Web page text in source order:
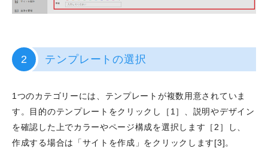
2 テンプレートの選択
1つのカテゴリーには、テンプレートが複数用意されていま
す。目的のテンプレートをクリックし［1］、説明やデザイン
を確認した上でカラーやページ構成を選択します［2］し、
作成する場合は「サイトを作成」をクリックします[3]。